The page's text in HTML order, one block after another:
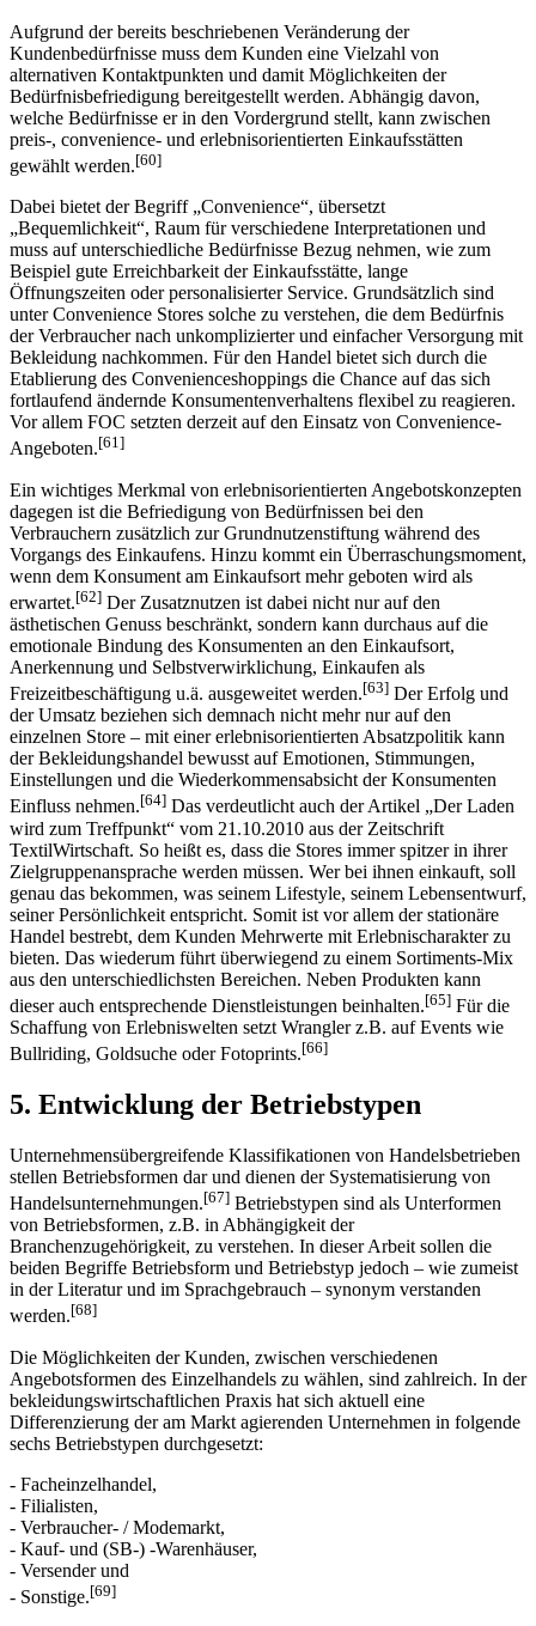
Aufgrund der bereits beschriebenen Veränderung der
Kundenbedürfnisse muss dem Kunden eine Vielzahl von
alternativen Kontaktpunkten und damit Möglichkeiten der
Bedürfnisbefriedigung bereitgestellt werden. Abhängig davon,
welche Bedürfnisse er in den Vordergrund stellt, kann zwischen
preis-, convenience- und erlebnisorientierten Einkaufsstätten
gewählt werden.[60]
Dabei bietet der Begriff „Convenience“, übersetzt
„Bequemlichkeit“, Raum für verschiedene Interpretationen und
muss auf unterschiedliche Bedürfnisse Bezug nehmen, wie zum
Beispiel gute Erreichbarkeit der Einkaufsstätte, lange
Öffnungszeiten oder personalisierter Service. Grundsätzlich sind
unter Convenience Stores solche zu verstehen, die dem Bedürfnis
der Verbraucher nach unkomplizierter und einfacher Versorgung mit
Bekleidung nachkommen. Für den Handel bietet sich durch die
Etablierung des Convenienceshoppings die Chance auf das sich
fortlaufend ändernde Konsumentenverhaltens flexibel zu reagieren.
Vor allem FOC setzten derzeit auf den Einsatz von Convenience-
Angeboten.[61]
Ein wichtiges Merkmal von erlebnisorientierten Angebotskonzepten
dagegen ist die Befriedigung von Bedürfnissen bei den
Verbrauchern zusätzlich zur Grundnutzenstiftung während des
Vorgangs des Einkaufens. Hinzu kommt ein Überraschungsmoment,
wenn dem Konsument am Einkaufsort mehr geboten wird als
erwartet.[62] Der Zusatznutzen ist dabei nicht nur auf den
ästhetischen Genuss beschränkt, sondern kann durchaus auf die
emotionale Bindung des Konsumenten an den Einkaufsort,
Anerkennung und Selbstverwirklichung, Einkaufen als
Freizeitbeschäftigung u.ä. ausgeweitet werden.[63] Der Erfolg und
der Umsatz beziehen sich demnach nicht mehr nur auf den
einzelnen Store – mit einer erlebnisorientierten Absatzpolitik kann
der Bekleidungshandel bewusst auf Emotionen, Stimmungen,
Einstellungen und die Wiederkommensabsicht der Konsumenten
Einfluss nehmen.[64] Das verdeutlicht auch der Artikel „Der Laden
wird zum Treffpunkt“ vom 21.10.2010 aus der Zeitschrift
TextilWirtschaft. So heißt es, dass die Stores immer spitzer in ihrer
Zielgruppenansprache werden müssen. Wer bei ihnen einkauft, soll
genau das bekommen, was seinem Lifestyle, seinem Lebensentwurf,
seiner Persönlichkeit entspricht. Somit ist vor allem der stationäre
Handel bestrebt, dem Kunden Mehrwerte mit Erlebnischarakter zu
bieten. Das wiederum führt überwiegend zu einem Sortiments-Mix
aus den unterschiedlichsten Bereichen. Neben Produkten kann
dieser auch entsprechende Dienstleistungen beinhalten.[65] Für die
Schaffung von Erlebniswelten setzt Wrangler z.B. auf Events wie
Bullriding, Goldsuche oder Fotoprints.[66]
5. Entwicklung der Betriebstypen
Unternehmensübergreifende Klassifikationen von Handelsbetrieben
stellen Betriebsformen dar und dienen der Systematisierung von
Handelsunternehmungen.[67] Betriebstypen sind als Unterformen
von Betriebsformen, z.B. in Abhängigkeit der
Branchenzugehörigkeit, zu verstehen. In dieser Arbeit sollen die
beiden Begriffe Betriebsform und Betriebstyp jedoch – wie zumeist
in der Literatur und im Sprachgebrauch – synonym verstanden
werden.[68]
Die Möglichkeiten der Kunden, zwischen verschiedenen
Angebotsformen des Einzelhandels zu wählen, sind zahlreich. In der
bekleidungswirtschaftlichen Praxis hat sich aktuell eine
Differenzierung der am Markt agierenden Unternehmen in folgende
sechs Betriebstypen durchgesetzt:
- Facheinzelhandel,
- Filialisten,
- Verbraucher- / Modemarkt,
- Kauf- und (SB-) -Warenhäuser,
- Versender und
- Sonstige.[69]